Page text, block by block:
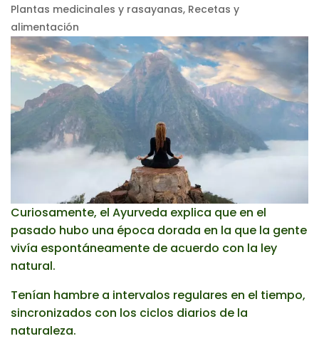
Plantas medicinales y rasayanas, Recetas y
alimentación
Curiosamente, el Ayurveda explica que en el
pasado hubo una época dorada en la que la gente
vivía espontáneamente de acuerdo con la ley
natural.
Tenían hambre a intervalos regulares en el tiempo,
sincronizados con los ciclos diarios de la
naturaleza.